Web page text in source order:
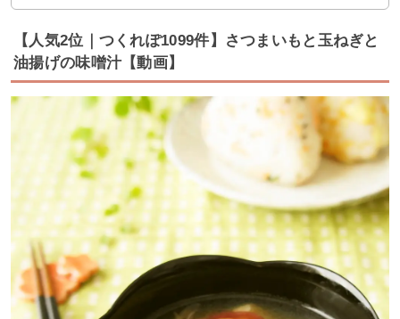
【人気2位｜つくれぽ1099件】さつまいもと玉ねぎと
油揚げの味噌汁【動画】